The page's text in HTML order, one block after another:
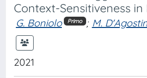
Context-Sensitiveness in
G. Boniolo Primo ; M.
2021